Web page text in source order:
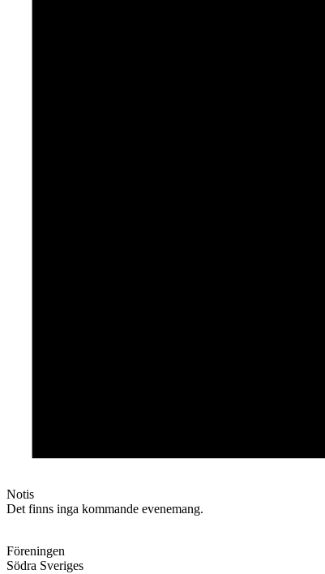
Notis
Det finns inga kommande evenemang.
Föreningen
Södra Sveriges